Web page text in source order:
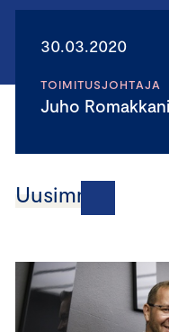
30.03.2020
TOIMITUSJOHTAJA
Juho
Uusimmat